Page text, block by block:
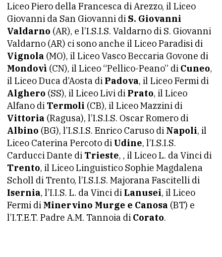
Liceo Piero della Francesca di Arezzo, il Liceo
Giovanni da San Giovanni di S. Giovanni
Valdarno (AR), e l’I.S.I.S. Valdarno di S. Giovanni
Valdarno (AR) ci sono anche il Liceo Paradisi di
Vignola (MO), il Liceo Vasco Beccaria Govone di
Mondovì (CN), il Liceo “Pellico-Peano” di Cuneo,
il Liceo Duca d’Aosta di Padova, il Liceo Fermi di
Alghero (SS), il Liceo Livi di Prato, il Liceo
Alfano di Termoli (CB), il Liceo Mazzini di
Vittoria (Ragusa), l’I.S.I.S. Oscar Romero di
Albino (BG), l’I.S.I.S. Enrico Caruso di Napoli, il
Liceo Caterina Percoto di Udine, l’I.S.I.S.
Carducci Dante di Trieste, , il Liceo L. da Vinci di
Trento, il Liceo Linguistico Sophie Magdalena
Scholl di Trento, l’I.S.I.S. Majorana Fascitelli di
Isernia, l’I.I.S. L. da Vinci di Lanusei, il Liceo
Fermi di Minervino Murge e Canosa (BT) e
l’I.T.E.T. Padre A.M. Tannoia di Corato.